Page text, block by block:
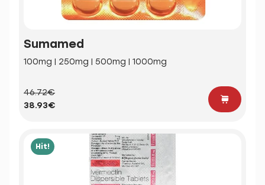
Sumamed
100mg | 250mg | 500mg | 1000mg
46.72€
38.93€
Hit!